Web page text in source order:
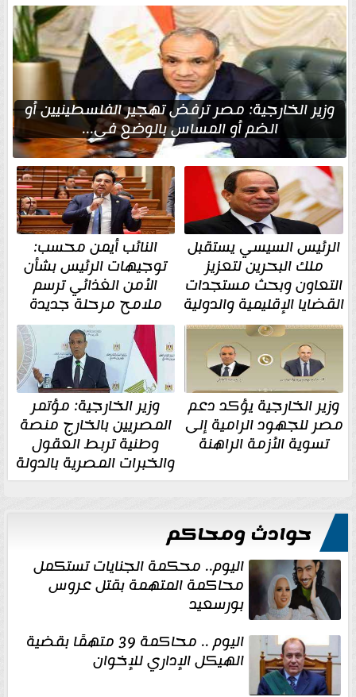
وزير الخارجية: مصر ترفض تهجير الفلسطينيين أو
الضم أو المساس بالوضع في...
الرئيس السيسي يستقبل
ملك البحرين لتعزيز
التعاون وبحث مستجدات
القضايا الإقليمية والدولية
النائب أيمن محسب:
توجيهات الرئيس بشأن
الأمن الغذائي ترسم
ملامح مرحلة جديدة
وزير الخارجية يؤكد دعم
مصر للجهود الرامية إلى
تسوية الأزمة الراهنة
وزير الخارجية: مؤتمر
المصريين بالخارج منصة
وطنية تربط العقول
والخبرات المصرية بالدولة
حوادث ومحاكم
اليوم.. محكمة الجنايات تستكمل
محاكمة المتهمة بقتل عروس
بورسعيد
اليوم .. محاكمة 39 متهمًا بقضية
الهيكل الإداري للإخوان